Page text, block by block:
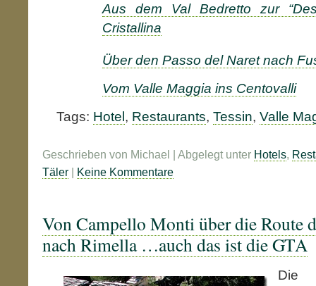
Aus dem Val Bedretto zur
Cristallina
Über den Passo del Naret nach
Vom Valle Maggia ins Centovalli
Tags: Hotel , Restaurants, Tessin, Valle
Geschrieben von Michael | Abgelegt unter Hotels,
Täler | Keine Kommentare
Von Campello Monti über die Route
nach Rimella …auch das ist die GTA
Die